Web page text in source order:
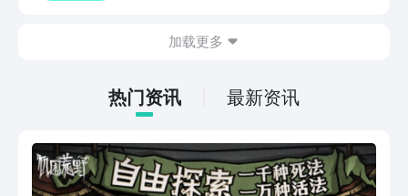
荒野下载入口分享，就来帮助大家进入其
加载更多
热门资讯 最新资讯